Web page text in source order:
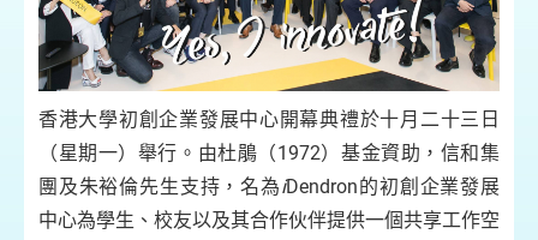
香港大學初創企業發展中心開幕典禮於十月二十三日
（星期一）舉行。由杜鵑（1972）基金資助，信和集
團及朱裕倫先生支持，名為iDendron的初創企業發展
中心為學生、校友以及其合作伙伴提供一個共享工作空